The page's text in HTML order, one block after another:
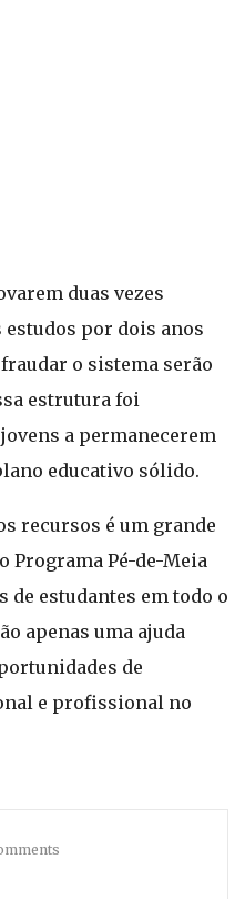
duas vezes
estudos por dois anos
o sistema serão
estrutura foi
a permanecerem
educativo sólido.
recursos é um grande
Programa Pé-de-Meia
estudantes em todo o
apenas uma ajuda
de
e profissional no